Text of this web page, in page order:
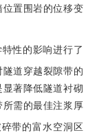
置围岩的位移变
性的影响进行了
道穿越裂隙带的
著降低隧道衬砌
需的最佳注浆厚
带的富水空洞区